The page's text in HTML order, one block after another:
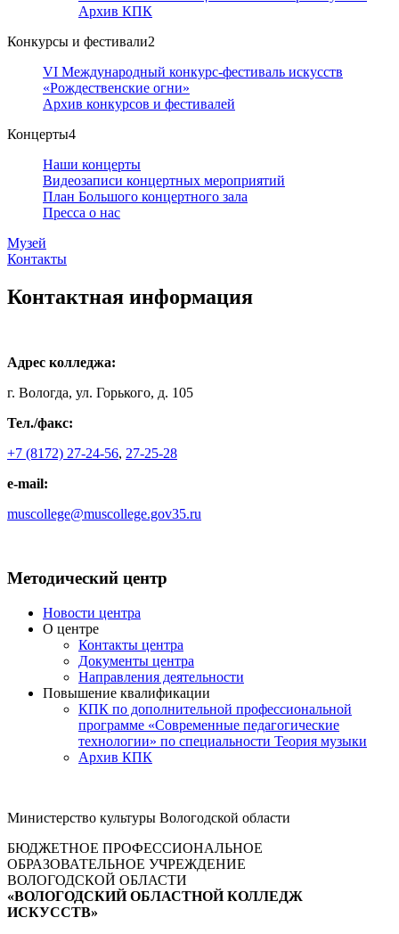
Архив КПК
Конкурсы и фестивали2
VI Международный конкурс-фестиваль искусств
«Рождественские огни»
Архив конкурсов и фестивалей
Концерты4
Наши концерты
Видеозаписи концертных мероприятий
План Большого концертного зала
Пресса о нас
Музей
Контакты
Контактная информация
Адрес колледжа:
г. Вологда, ул. Горького, д. 105
Тел./факс:
+7 (8172) 27-24-56, 27-25-28
e-mail:
muscollege@muscollege.gov35.ru
Методический центр
Новости центра
О центре
Контакты центра
Документы центра
Направления деятельности
Повышение квалификации
КПК по дополнительной профессиональной
программе «Современные педагогические
технологии» по специальности Теория музыки
Архив КПК
Министерство культуры Вологодской области
БЮДЖЕТНОЕ ПРОФЕССИОНАЛЬНОЕ
ОБРАЗОВАТЕЛЬНОЕ УЧРЕЖДЕНИЕ
ВОЛОГОДСКОЙ ОБЛАСТИ
«ВОЛОГОДСКИЙ ОБЛАСТНОЙ КОЛЛЕДЖ
ИСКУССТВ»